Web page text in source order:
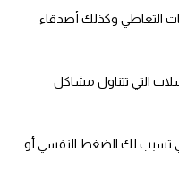
التعاطي وكذلك أصدقاء
التي تتناول مشاكل
تسبب لك الضغط النفسي أو